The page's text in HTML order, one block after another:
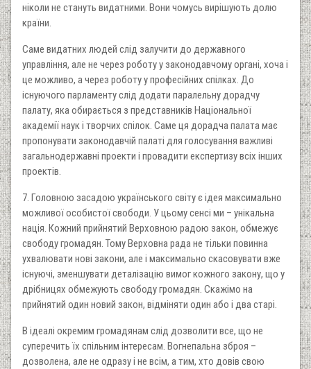
ніколи не стануть видатними. Вони чомусь вирішують долю
країни.
Саме видатних людей слід залучити до державного
управління, але не через роботу у законодавчому органі, хоча і
це можливо, а через роботу у професійних спілках. До
існуючого парламенту слід додати паралельну дорадчу
палату, яка обирається з представників Національної
академії наук і творчих спілок. Саме ця дорадча палата має
пропонувати законодавчій палаті для голосування важливі
загальнодержавні проекти і провадити експертизу всіх інших
проектів.
7. Головною засадою українського світу є ідея максимально
можливої особистої свободи. У цьому сенсі ми – унікальна
нація. Кожний прийнятий Верховною радою закон, обмежує
свободу громадян. Тому Верховна рада не тільки повинна
ухвалювати нові закони, але і максимально скасовувати вже
існуючі, зменшувати деталізацію вимог кожного закону, що у
дрібницях обмежують свободу громадян. Скажімо на
прийнятий один новий закон, відміняти один або і два старі.
В ідеалі окремим громадянам слід дозволити все, що не
суперечить їх спільним інтересам. Вогнепальна зброя –
дозволена, але не одразу і не всім, а тим, хто довів свою